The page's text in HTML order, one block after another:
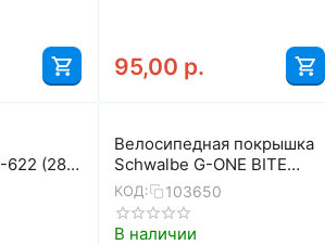
95,00 р.
622 (28"
Велосипедная покрышка
Schwalbe G-ONE BITE
28x1,50 (40-622),
RaceGuard, TLE, складная
(Bronze Sidewall)
КОД: 103650
В наличии